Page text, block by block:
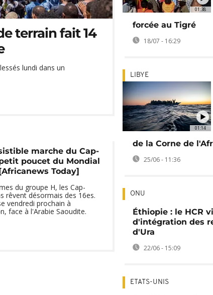
terrain fait 14
lundi dans un
marche du Cap-
poucet du Mondial
Today]
du groupe H, les Cap-
rêvent désormais des 16es.
vendredi prochain à
face à l'Arabie Saoudite.
01:38
forcée au Tigré
18/07 - 16:29
01:14
LIBYE
de la Corne de
25/06 - 11:36
ONU
Éthiopie : le HCR
d'intégration des
d'Ura
22/06 - 15:09
ETATS-UNIS